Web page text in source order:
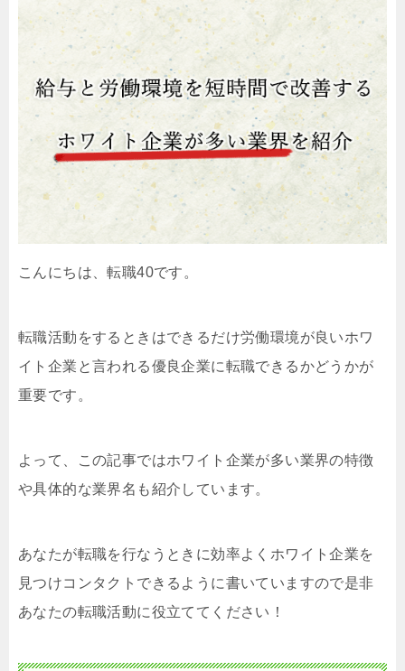
こんにちは、転職40です。
転職活動をするときはできるだけ労働環境が良いホワ
イト企業と言われる優良企業に転職できるかどうかが
重要です。
よって、この記事ではホワイト企業が多い業界の特徴
や具体的な業界名も紹介しています。
あなたが転職を行なうときに効率よくホワイト企業を
見つけコンタクトできるように書いていますので是非
あなたの転職活動に役立ててください！